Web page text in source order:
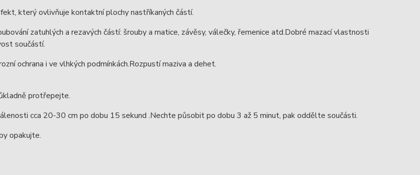
který ovlivňuje kontaktní plochy nastříkaných částí.
zatuhlých a rezavých částí: šrouby a matice, závěsy, válečky, řemenice atd.Dobré mazací vlastnosti
součástí.
ochrana i ve vlhkých podmínkách.Rozpustí maziva a dehet.
protřepejte.
cca 20-30 cm po dobu 15 sekund .Nechte působit po dobu 3 až 5 minut, pak oddělte součásti.
opakujte.